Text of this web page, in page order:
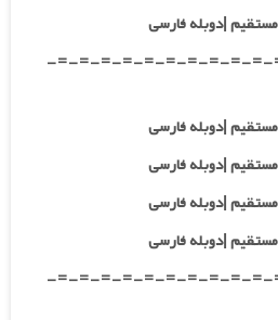
-=-=-=-=-=-=-=-=-=-
-=-=-=-=-=-=-=-=-=-